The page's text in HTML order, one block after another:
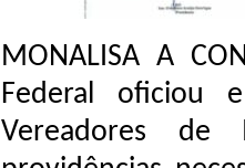
MONALISA A
Federal oficiou
Vereadores